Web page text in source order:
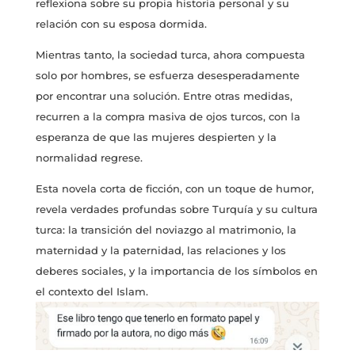
reflexiona sobre su propia historia personal y su
relación con su esposa dormida.
Mientras tanto, la sociedad turca, ahora compuesta
solo por hombres, se esfuerza desesperadamente
por encontrar una solución. Entre otras medidas,
recurren a la compra masiva de ojos turcos, con la
esperanza de que las mujeres despierten y la
normalidad regrese.
Esta novela corta de ficción, con un toque de humor,
revela verdades profundas sobre Turquía y su cultura
turca: la transición del noviazgo al matrimonio, la
maternidad y la paternidad, las relaciones y los
deberes sociales, y la importancia de los símbolos en
el contexto del Islam.